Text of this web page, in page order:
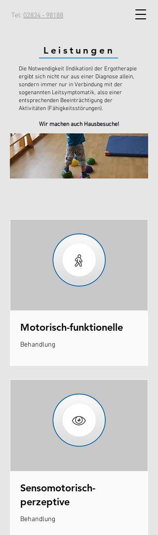
Tel: 02834 - 98188
Leistungen
Die Notwendigkeit (Indikation) der Ergotherapie
ergibt sich nicht nur aus einer Diagnose allein,
sondern immer nur in Verbindung mit der
sogenannten Leitsymptomatik, also einer
entsprechenden Beeinträchtigung der
Aktivitäten (Fähigkeitsstörungen).
Wir machen auch Hausbesuche!
Motorisch-funktionelle
Behandlung
Sensomotorisch-
perzeptive
Behandlung